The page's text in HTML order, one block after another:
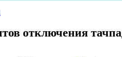
отключения